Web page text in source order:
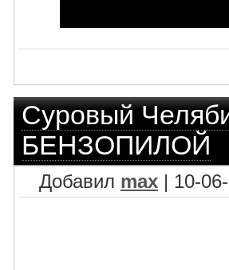
Суровый
БЕНЗОПИЛОЙ
Добавил max | 10-